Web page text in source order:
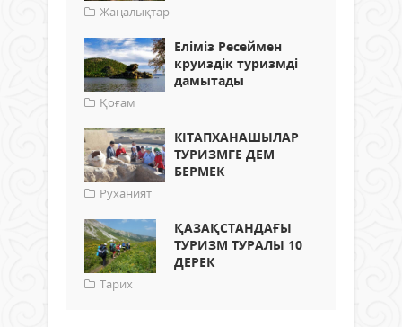
Жаңалықтар
Еліміз Ресеймен
круиздік туризмді
дамытады
Қоғам
КІТАПХАНАШЫЛАР
ТУРИЗМГЕ ДЕМ
БЕРМЕК
Руханият
ҚАЗАҚСТАНДАҒЫ
ТУРИЗМ ТУРАЛЫ 10
ДЕРЕК
Тарих